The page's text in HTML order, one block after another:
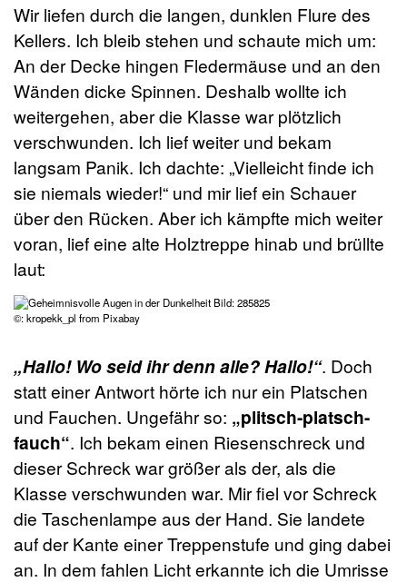
Wir liefen durch die langen, dunklen Flure des
Kellers. Ich bleib stehen und schaute mich um:
An der Decke hingen Fledermäuse und an den
Wänden dicke Spinnen. Deshalb wollte ich
weitergehen, aber die Klasse war plötzlich
verschwunden. Ich lief weiter und bekam
langsam Panik. Ich dachte: „Vielleicht finde ich
sie niemals wieder!“ und mir lief ein Schauer
über den Rücken. Aber ich kämpfte mich weiter
voran, lief eine alte Holztreppe hinab und brüllte
laut:
©: kropekk_pl from Pixabay
„Hallo! Wo seid ihr denn alle? Hallo!“. Doch
statt einer Antwort hörte ich nur ein Platschen
und Fauchen. Ungefähr so: „plitsch-platsch-
fauch“. Ich bekam einen Riesenschreck und
dieser Schreck war größer als der, als die
Klasse verschwunden war. Mir fiel vor Schreck
die Taschenlampe aus der Hand. Sie landete
auf der Kante einer Treppenstufe und ging dabei
an. In dem fahlen Licht erkannte ich die Umrisse